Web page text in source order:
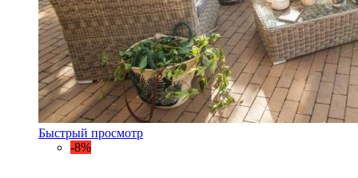
Быстрый просмотр
-8%